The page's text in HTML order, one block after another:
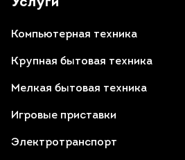
Услуги
Компьютерная техника
Крупная бытовая техника
Мелкая бытовая техника
Игровые приставки
Электротранспорт